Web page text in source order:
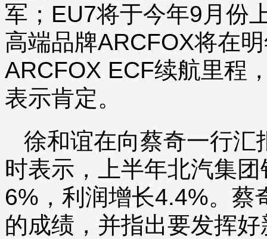
军；EU7将于今年9月份
高端品牌ARCFOX将在
ARCFOX ECF续航里程
表示肯定。
徐和谊在向蔡奇一行汇
时表示，上半年北汽集
6%，利润增长4.4%。蔡
的成绩，并指出要发挥